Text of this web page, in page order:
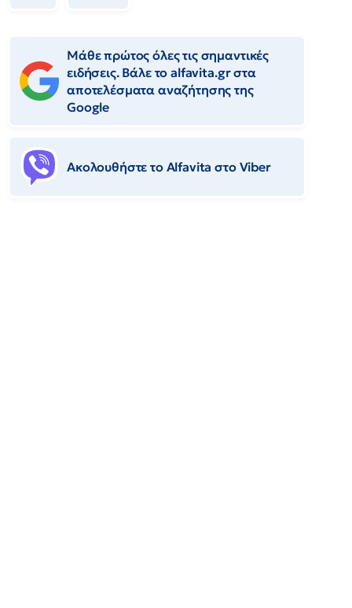
Μάθε πρώτος όλες τις σημαντικές
ειδήσεις. Βάλε το alfavita.gr στα
αποτελέσματα αναζήτησης της
Google
Ακολουθήστε το Αlfavita στο Viber